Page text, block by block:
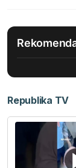
Republika TV